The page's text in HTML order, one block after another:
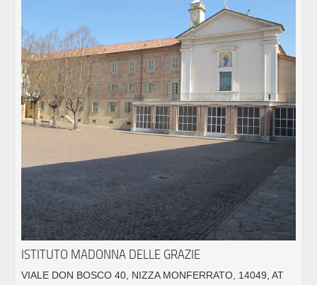
ISTITUTO MADONNA DELLE GRAZIE
VIALE DON BOSCO 40, NIZZA MONFERRATO, 14049, AT